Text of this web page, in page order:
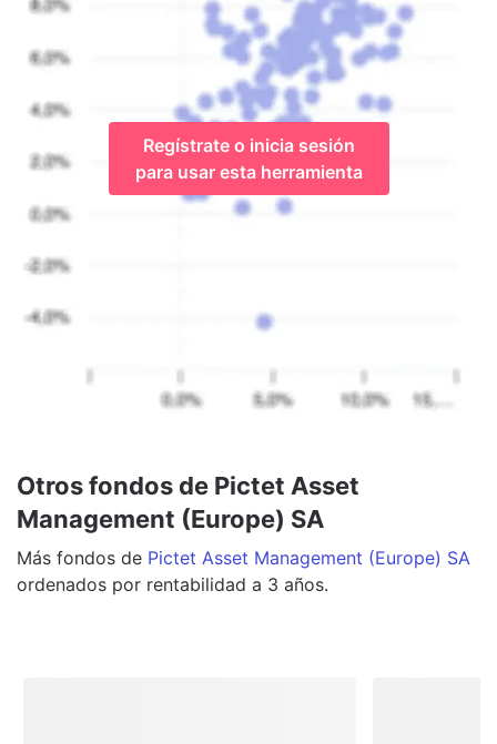
Regístrate o inicia sesión
para usar esta herramienta
Otros fondos de Pictet Asset
Management (Europe) SA
Más fondos de Pictet Asset Management (Europe) SA
ordenados por rentabilidad a 3 años.